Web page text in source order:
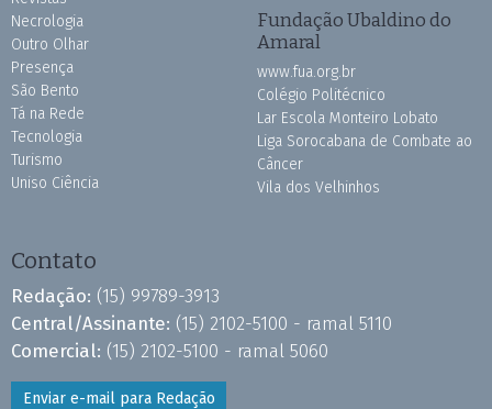
Necrologia
Outro Olhar
Presença
São Bento
Tá na Rede
Tecnologia
Turismo
Uniso Ciência
Fundação Ubaldino do
Amaral
www.fua.org.br
Colégio Politécnico
Lar Escola Monteiro Lobato
Liga Sorocabana de Combate ao
Câncer
Vila dos Velhinhos
Contato
Redação: (15) 99789-3913
Central/Assinante: (15) 2102-5100 - ramal 5110
Comercial: (15) 2102-5100 - ramal 5060
Enviar e-mail para Redação